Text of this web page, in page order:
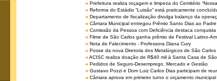
Prefeitura realiza roçagem e limpeza do Cemitério
Reforma do Estádio “Luisão” está praticamente
Departamento de fiscalização divulga balanço da
Câmara Municipal entregou Prêmio Santo Dias ao
Comissão da Pessoa com Deficiência destaca
Filme de São Carlos ganha prêmio de Festival Latino-
Nota de Falecimento - Professora Diana Cury
Posse da nova Diretoria dos Metalúrgicos de São
ACISC realiza doação de R$40 mil à Santa Casa de
Pedidos de Seguro-Desemprego, Mercado e Gestão
Gustavo Pozzi e Dom Luiz Carlos Dias participam de
Câmara aprova em primeiro turno o orçamento